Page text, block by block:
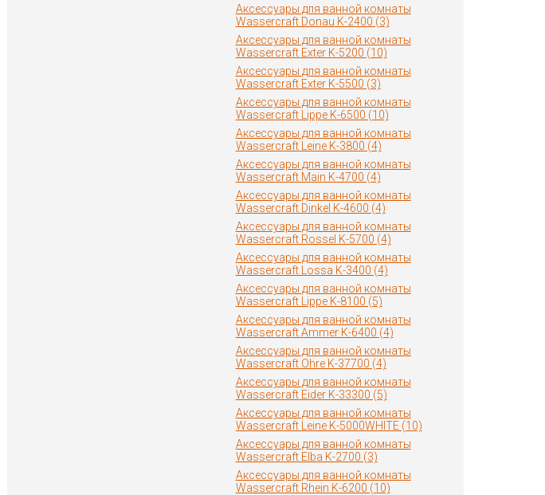
Аксессуары для ванной комнаты
Wassercraft Donau K-2400 (3)
Аксессуары для ванной комнаты
Wassercraft Exter K-5200 (10)
Аксессуары для ванной комнаты
Wassercraft Exter K-5500 (3)
Аксессуары для ванной комнаты
Wassercraft Lippe K-6500 (10)
Аксессуары для ванной комнаты
Wassercraft Leine K-3800 (4)
Аксессуары для ванной комнаты
Wassercraft Main K-4700 (4)
Аксессуары для ванной комнаты
Wassercraft Dinkel K-4600 (4)
Аксессуары для ванной комнаты
Wassercraft Rossel K-5700 (4)
Аксессуары для ванной комнаты
Wassercraft Lossa K-3400 (4)
Аксессуары для ванной комнаты
Wassercraft Lippe K-8100 (5)
Аксессуары для ванной комнаты
Wassercraft Ammer K-6400 (4)
Аксессуары для ванной комнаты
Wassercraft Ohre K-37700 (4)
Аксессуары для ванной комнаты
Wassercraft Eider K-33300 (5)
Аксессуары для ванной комнаты
Wassercraft Leine K-5000WHITE (10)
Аксессуары для ванной комнаты
Wassercraft Elba K-2700 (3)
Аксессуары для ванной комнаты
Wassercraft Rhein K-6200 (10)